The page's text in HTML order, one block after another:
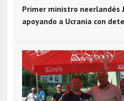
Primer ministro neerlandés
apoyando a Ucrania con